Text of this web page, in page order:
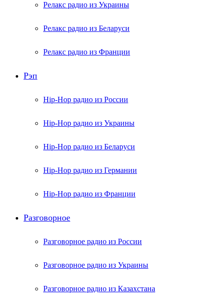
Релакс радио из Украины
Релакс радио из Беларуси
Релакс радио из Франции
Рэп
Hip-Hop радио из России
Hip-Hop радио из Украины
Hip-Hop радио из Беларуси
Hip-Hop радио из Германии
Hip-Hop радио из Франции
Разговорное
Разговорное радио из России
Разговорное радио из Украины
Разговорное радио из Казахстана